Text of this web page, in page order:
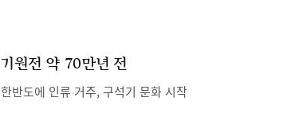
기원전 약 70만년 전
한반도에 인류 거주, 구석기 문화 시작